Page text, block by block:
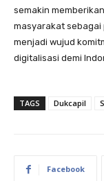
semakin
masyarakat sebagai
menjadi wujud
digitalisasi demi
TAGS Dukcapil
Facebook